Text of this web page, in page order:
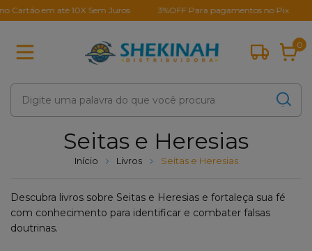
em até 10X Sem Juros 3%OFF Para pagamentos no Pix
0
Seitas e Heresias
Início Livros Seitas e Heresias
Descubra livros sobre Seitas e Heresias e fortaleça sua fé
com conhecimento para identificar e combater falsas
doutrinas.